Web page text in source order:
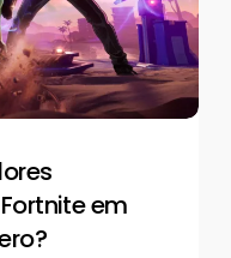
em